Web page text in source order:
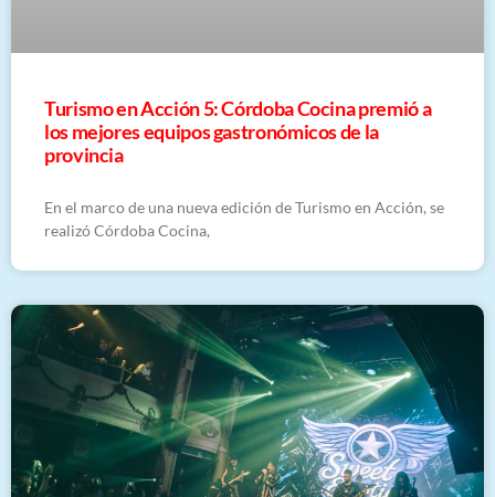
Turismo en Acción 5: Córdoba Cocina premió a
los mejores equipos gastronómicos de la
provincia
En el marco de una nueva edición de Turismo en Acción, se
realizó Córdoba Cocina,